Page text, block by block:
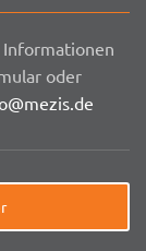
Informationen
oder